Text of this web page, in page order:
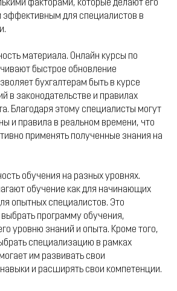
факторами, которые делают его
эффективным для специалистов в
материала. Онлайн курсы по
быстрое обновление
бухгалтерам быть в курсе
в законодательстве и правилах
Благодаря этому специалисты могут
и правила в реальном времени, что
применять полученные знания на
обучения на разных уровнях.
обучение как для начинающих
опытных специалистов. Это
программу обучения,
уровню знаний и опыта. Кроме того,
специализацию в рамках
им развивать свои
и расширять свои компетенции.